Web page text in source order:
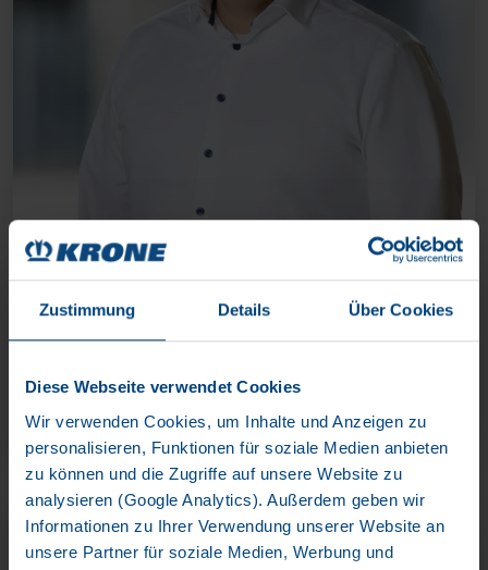
Zustimmung Details Über Cookies
Diese Webseite verwendet Cookies
Wir verwenden Cookies, um Inhalte und Anzeigen zu
personalisieren, Funktionen für soziale Medien anbieten
zu können und die Zugriffe auf unsere Website zu
analysieren (Google Analytics). Außerdem geben wir
Informationen zu Ihrer Verwendung unserer Website an
unsere Partner für soziale Medien, Werbung und
DR. FLORIAN KNOBBE
Chef de produit Télématique & Services numériques